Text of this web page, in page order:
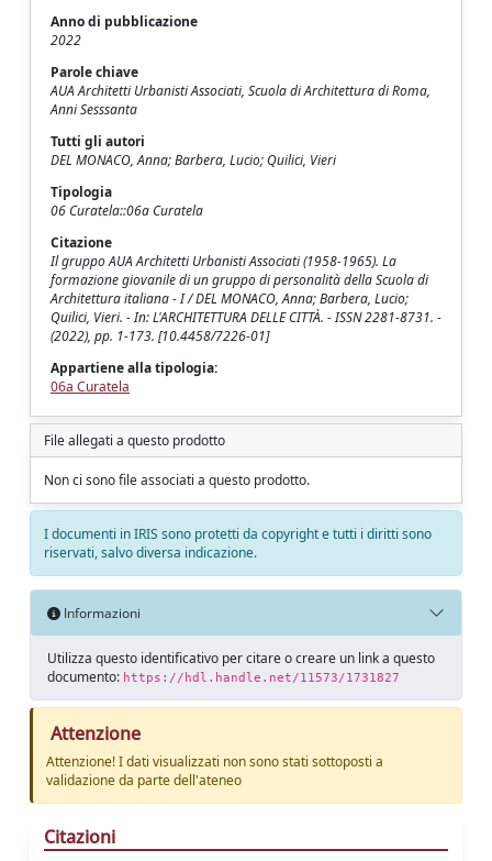
Anno di pubblicazione
2022
Parole chiave
AUA Architetti Urbanisti Associati, Scuola di Architettura di Roma,
Anni Sesssanta
Tutti gli autori
DEL MONACO, Anna; Barbera, Lucio; Quilici, Vieri
Tipologia
06 Curatela::06a Curatela
Citazione
Il gruppo AUA Architetti Urbanisti Associati (1958-1965). La
formazione giovanile di un gruppo di personalità della Scuola di
Architettura italiana - I / DEL MONACO, Anna; Barbera, Lucio;
Quilici, Vieri. - In: L'ARCHITETTURA DELLE CITTÀ. - ISSN 2281-8731. -
(2022), pp. 1-173. [10.4458/7226-01]
Appartiene alla tipologia:
06a Curatela
File allegati a questo prodotto
Non ci sono file associati a questo prodotto.
I documenti in IRIS sono protetti da copyright e tutti i diritti sono
riservati, salvo diversa indicazione.
Informazioni
Utilizza questo identificativo per citare o creare un link a questo
documento: https://hdl.handle.net/11573/1731827
Attenzione
Attenzione! I dati visualizzati non sono stati sottoposti a
validazione da parte dell'ateneo
Citazioni